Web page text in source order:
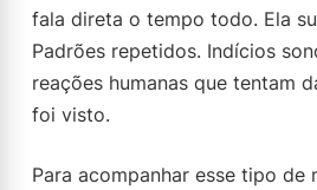
fala direta o tempo todo. Ela
Padrões repetidos. Indícios
reações humanas que tentam
foi visto.
Para acompanhar esse tipo de